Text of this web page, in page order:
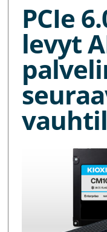
PCIe
levyt